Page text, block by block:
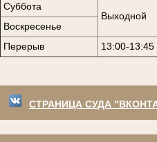
Суббота
Выходной
Воскресенье
Перерыв
13:00-13:45
СТРАНИЦА СУДА